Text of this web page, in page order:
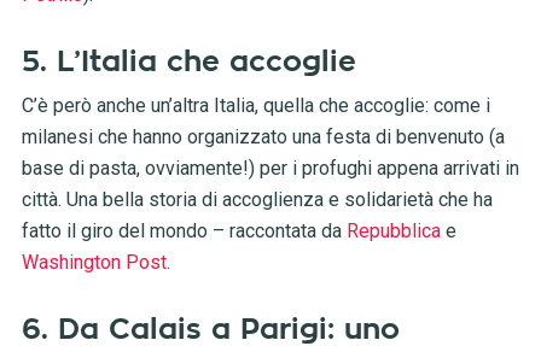
5. L’Italia che accoglie
C’è però anche un’altra Italia, quella che accoglie: come i
milanesi che hanno organizzato una festa di benvenuto (a
base di pasta, ovviamente!) per i profughi appena arrivati in
città. Una bella storia di accoglienza e solidarietà che ha
fatto il giro del mondo – raccontata da Repubblicae
Washington Post.
6. Da Calais a Parigi: uno